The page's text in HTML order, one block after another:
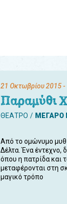
21 Οκτωβρίου 2015-
Παραμύθι
ΘΕΑΤΡΟ ΜΕΓΑΡΟ
Από το ομώνυμο
Δέλτα. Ένα έντεχνο,
όπου η πατρίδα και
μεταφέρονται στη
μαγικό τρόπο